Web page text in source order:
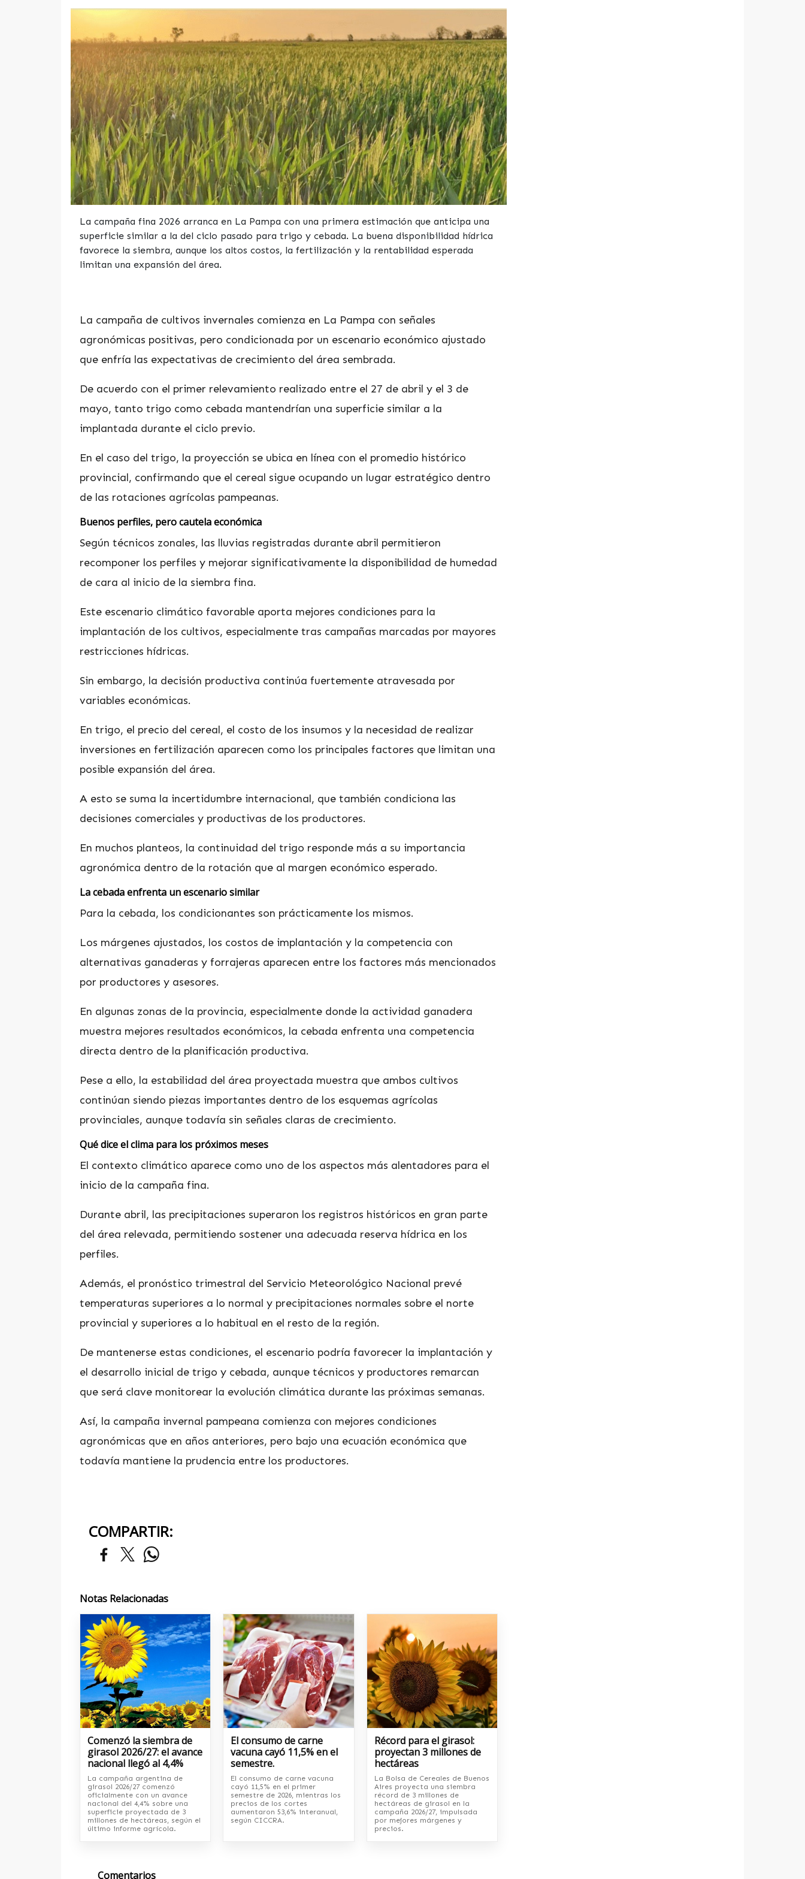
La campaña fina 2026 arranca en La Pampa con una primera estimación que anticipa una
superficie similar a la del ciclo pasado para trigo y cebada. La buena disponibilidad hídrica
favorece la siembra, aunque los altos costos, la fertilización y la rentabilidad esperada
limitan una expansión del área.
La campaña de cultivos invernales comienza en La Pampa con señales
agronómicas positivas, pero condicionada por un escenario económico ajustado
que enfría las expectativas de crecimiento del área sembrada.
De acuerdo con el primer relevamiento realizado entre el 27 de abril y el 3 de
mayo, tanto trigo como cebada mantendrían una superficie similar a la
implantada durante el ciclo previo.
En el caso del trigo, la proyección se ubica en línea con el promedio histórico
provincial, confirmando que el cereal sigue ocupando un lugar estratégico dentro
de las rotaciones agrícolas pampeanas.
Buenos perfiles, pero cautela económica
Según técnicos zonales, las lluvias registradas durante abril permitieron
recomponer los perfiles y mejorar significativamente la disponibilidad de humedad
de cara al inicio de la siembra fina.
Este escenario climático favorable aporta mejores condiciones para la
implantación de los cultivos, especialmente tras campañas marcadas por mayores
restricciones hídricas.
Sin embargo, la decisión productiva continúa fuertemente atravesada por
variables económicas.
En trigo, el precio del cereal, el costo de los insumos y la necesidad de realizar
inversiones en fertilización aparecen como los principales factores que limitan una
posible expansión del área.
A esto se suma la incertidumbre internacional, que también condiciona las
decisiones comerciales y productivas de los productores.
En muchos planteos, la continuidad del trigo responde más a su importancia
agronómica dentro de la rotación que al margen económico esperado.
La cebada enfrenta un escenario similar
Para la cebada, los condicionantes son prácticamente los mismos.
Los márgenes ajustados, los costos de implantación y la competencia con
alternativas ganaderas y forrajeras aparecen entre los factores más mencionados
por productores y asesores.
En algunas zonas de la provincia, especialmente donde la actividad ganadera
muestra mejores resultados económicos, la cebada enfrenta una competencia
directa dentro de la planificación productiva.
Pese a ello, la estabilidad del área proyectada muestra que ambos cultivos
continúan siendo piezas importantes dentro de los esquemas agrícolas
provinciales, aunque todavía sin señales claras de crecimiento.
Qué dice el clima para los próximos meses
El contexto climático aparece como uno de los aspectos más alentadores para el
inicio de la campaña fina.
Durante abril, las precipitaciones superaron los registros históricos en gran parte
del área relevada, permitiendo sostener una adecuada reserva hídrica en los
perfiles.
Además, el pronóstico trimestral del Servicio Meteorológico Nacional prevé
temperaturas superiores a lo normal y precipitaciones normales sobre el norte
provincial y superiores a lo habitual en el resto de la región.
De mantenerse estas condiciones, el escenario podría favorecer la implantación y
el desarrollo inicial de trigo y cebada, aunque técnicos y productores remarcan
que será clave monitorear la evolución climática durante las próximas semanas.
Así, la campaña invernal pampeana comienza con mejores condiciones
agronómicas que en años anteriores, pero bajo una ecuación económica que
todavía mantiene la prudencia entre los productores.
COMPARTIR:
Notas Relacionadas
Comenzó la siembra de
girasol 2026/27: el avance
nacional llegó al 4,4%
La campaña argentina de
girasol 2026/27 comenzó
oficialmente con un avance
nacional del 4,4% sobre una
superficie proyectada de 3
millones de hectáreas, según el
último informe agrícola.
El consumo de carne
vacuna cayó 11,5% en el
semestre.
El consumo de carne vacuna
cayó 11,5% en el primer
semestre de 2026, mientras los
precios de los cortes
aumentaron 53,6% interanual,
según CICCRA.
Récord para el girasol:
proyectan 3 millones de
hectáreas
La Bolsa de Cereales de Buenos
Aires proyecta una siembra
récord de 3 millones de
hectáreas de girasol en la
campaña 2026/27, impulsada
por mejores márgenes y
precios.
Comentarios